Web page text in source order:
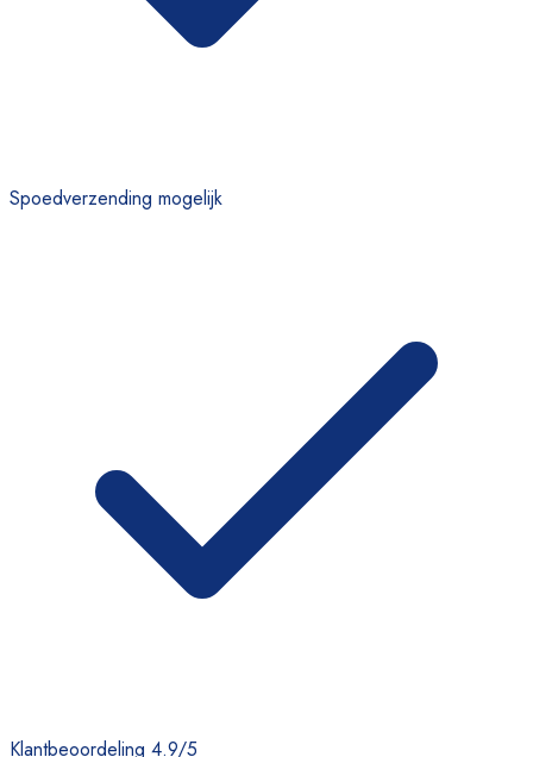
Spoedverzending mogelijk
Klantbeoordeling 4.9/5